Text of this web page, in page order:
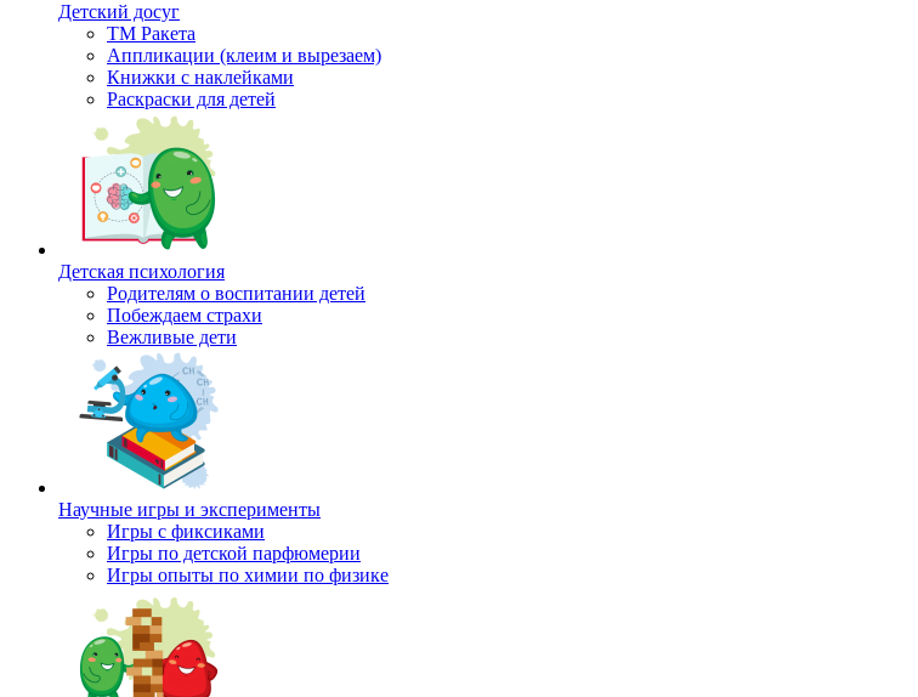
Детский досуг
ТМ Ракета
Аппликации (клеим и вырезаем)
Книжки с наклейками
Раскраски для детей
Детская психология
Родителям о воспитании детей
Побеждаем страхи
Вежливые дети
Научные игры и эксперименты
Игры с фиксиками
Игры по детской парфюмерии
Игры опыты по химии по физике